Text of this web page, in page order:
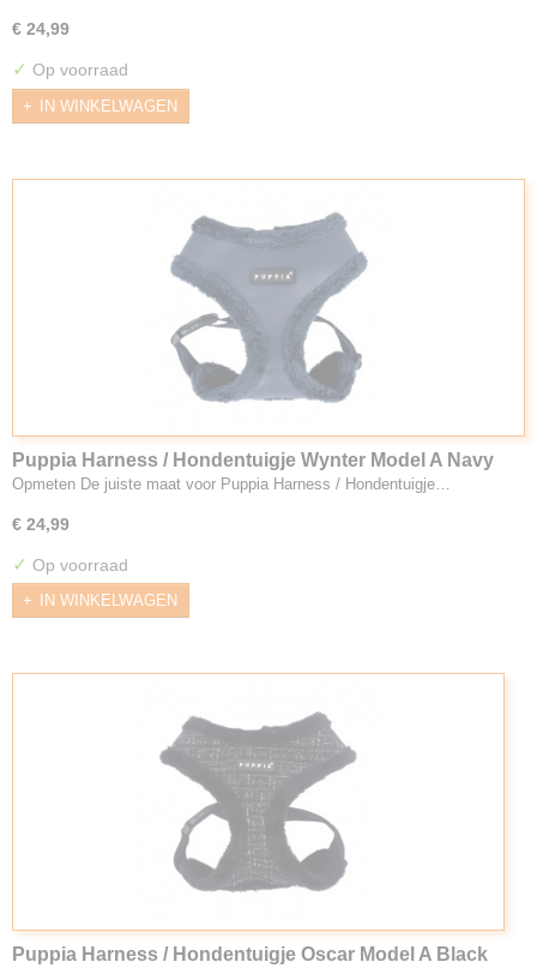
€ 24,99
✓ Op voorraad
IN WINKELWAGEN
Puppia Harness / Hondentuigje Wynter Model A Navy
Opmeten De juiste maat voor Puppia Harness / Hondentuigje…
€ 24,99
✓ Op voorraad
IN WINKELWAGEN
Puppia Harness / Hondentuigje Oscar Model A Black